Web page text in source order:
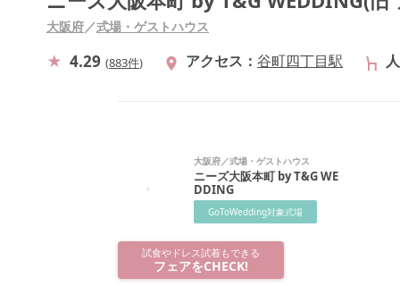
大阪府／式場・ゲストハウス
4.29 (883件) アクセス 谷町四丁目駅
大阪府／式場・ゲストハウス
ニーズ大阪本町 by T&G WE
DDING
GoToWedding対象式場
試食やドレス試着もできる
フェアをCHECK!